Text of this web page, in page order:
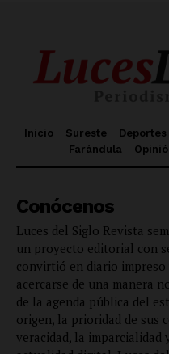
Inicio Sureste Deportes
Farándula
Conócenos
Luces del Siglo Revista
un proyecto editorial con
convirtió en diario
acercarse de una manera
de la agenda pública del
origen, la prioridad de sus
veracidad, la imparcialidad